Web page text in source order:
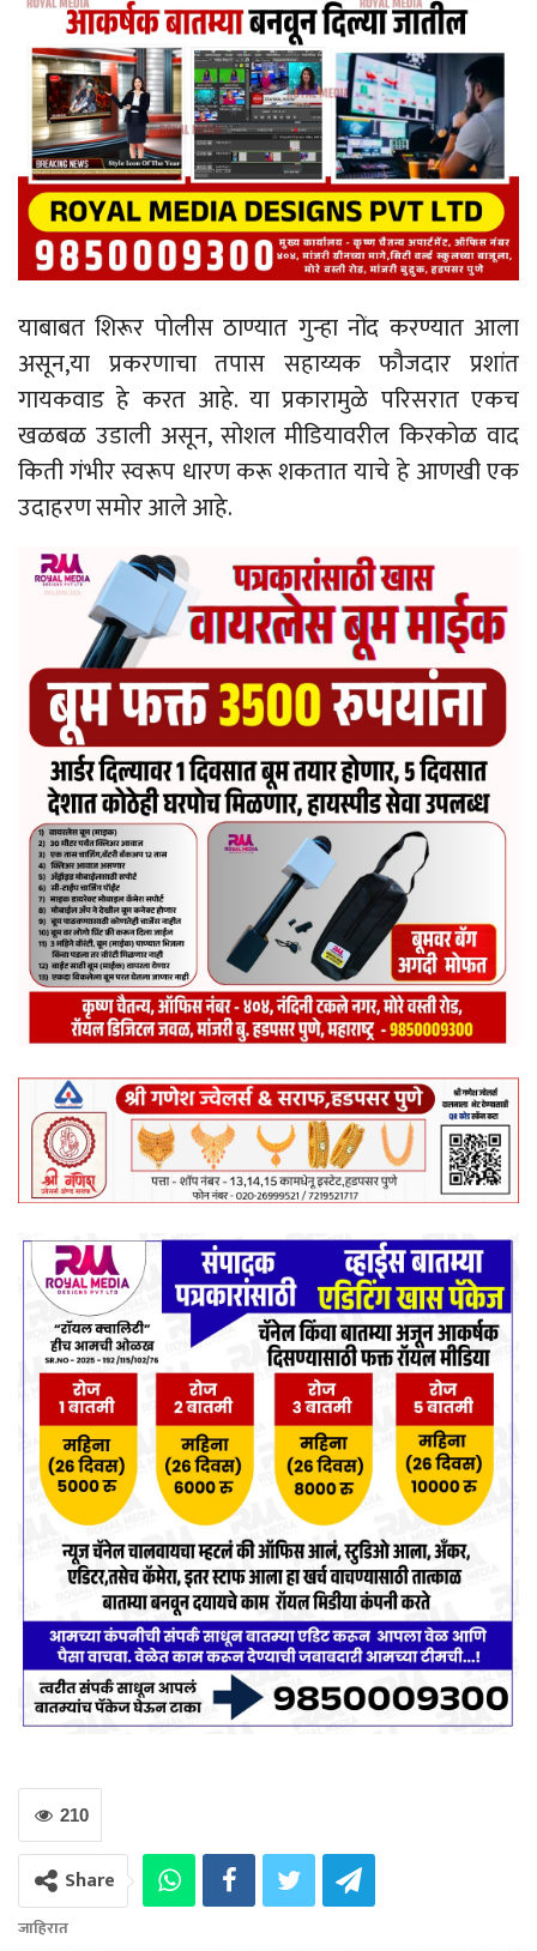
याबाबत शिरूर पोलीस ठाण्यात गुन्हा नोंद करण्यात आला
असून,या प्रकरणाचा तपास सहाय्यक फौजदार प्रशांत
गायकवाड हे करत आहे. या प्रकारामुळे परिसरात एकच
खळबळ उडाली असून, सोशल मीडियावरील किरकोळ वाद
किती गंभीर स्वरूप धारण करू शकतात याचे हे आणखी एक
उदाहरण समोर आले आहे.
210
Share
जाहिरात